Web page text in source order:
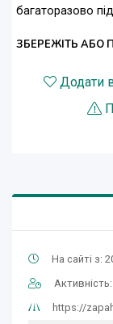
багаторазово
ЗБЕРЕЖІТЬ АБО
Додати
На сайті з:
https://